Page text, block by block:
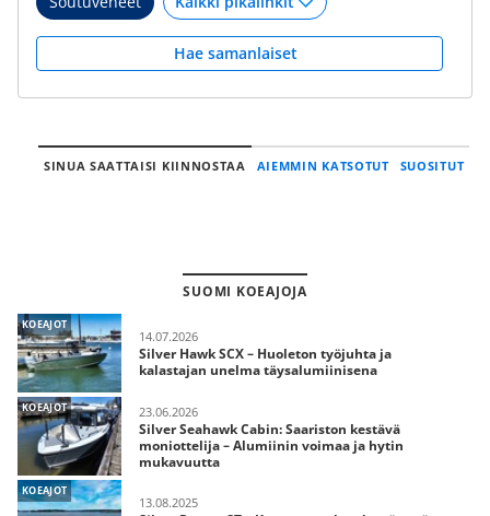
Hae samanlaiset
SINUA SAATTAISI KIINNOSTAA AIEMMIN KATSOTUT SUOSITUT
SUOMI KOEAJOJA
KOEAJOT
14.07.2026
Silver Hawk SCX – Huoleton työjuhta ja
kalastajan unelma täysalumiinisena
KOEAJOT 23.06.2026
Silver Seahawk Cabin: Saariston kestävä
moniottelija – Alumiinin voimaa ja hytin
mukavuutta
KOEAJOT
13.08.2025